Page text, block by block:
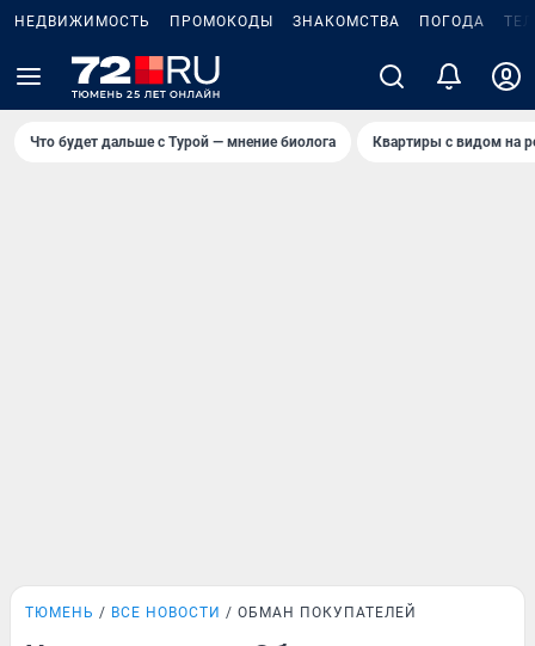
НЕДВИЖИМОСТЬ ПРОМОКОДЫ ЗНАКОМСТВА ПОГОДА
Что будет дальше с Турой — мнение биолога Квартиры с видом на
ТЮМЕНЬ ВСЕ НОВОСТИ ОБМАН ПОКУПАТЕЛЕЙ